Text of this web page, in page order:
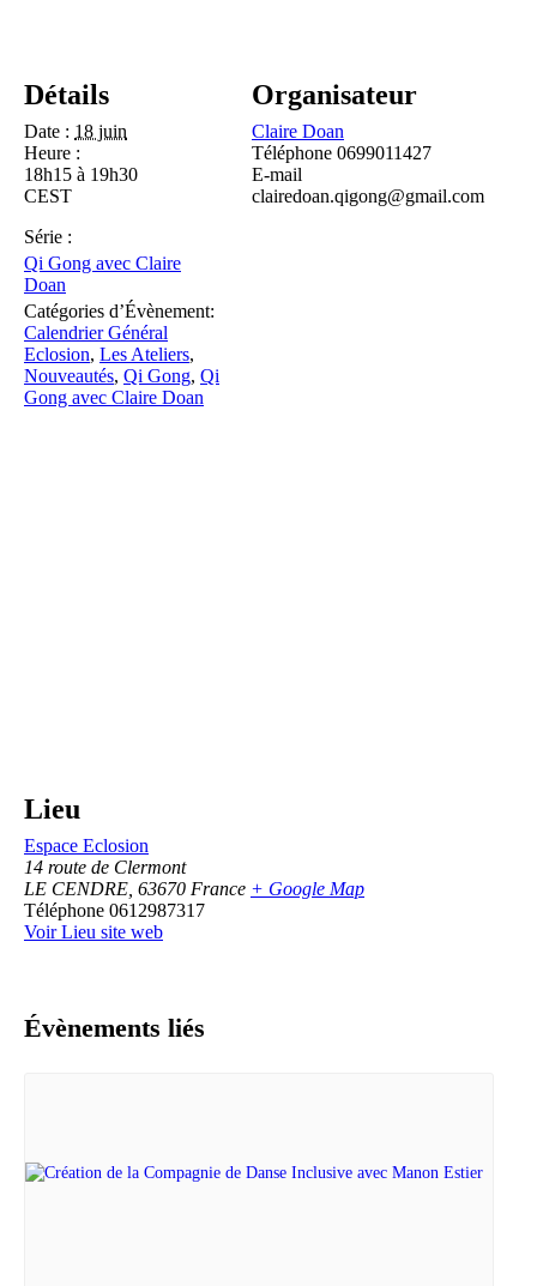
Détails
Date : 18 juin
Heure :
18h15 à 19h30
CEST
Série :
Qi Gong avec Claire
Doan
Catégories d’Évènement:
Calendrier Général
Eclosion, Les Ateliers,
Nouveautés, Qi Gong, Qi
Gong avec Claire Doan
Organisateur
Claire Doan
Téléphone 0699011427
E-mail
clairedoan.qigong@gmail.com
Lieu
Espace Eclosion
14 route de Clermont
LE CENDRE 63670 France + Google Map
Téléphone 0612987317
Voir Lieu site web
Évènements liés